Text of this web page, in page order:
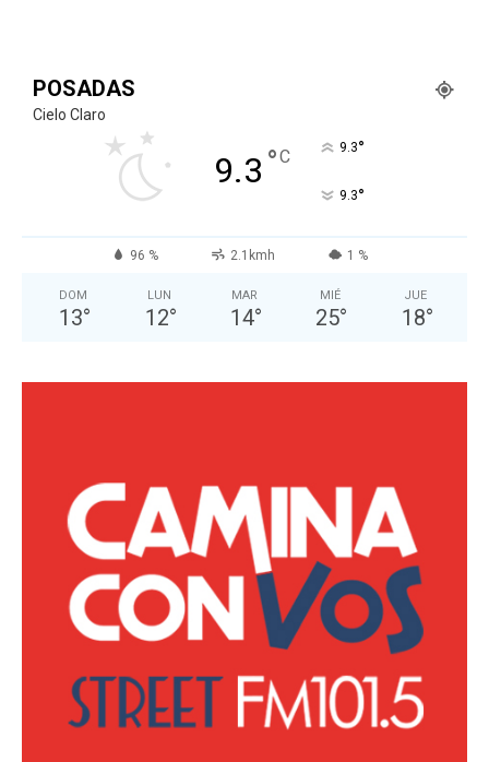
POSADAS
Cielo Claro
9.3 °C 9.3°
9.3°
96 % 2.1kmh 1 %
DOM
13°
LUN
12°
MAR
14°
MIÉ
25°
JUE
18°